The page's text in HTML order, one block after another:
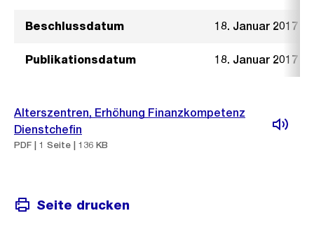
Beschlussdatum 18. Januar 2017
Publikationsdatum 18. Januar 2017
Alterszentren, Erhöhung Finanzkompetenz
Dienstchefin
PDF | 1 Seite | 136 KB
Seite drucken